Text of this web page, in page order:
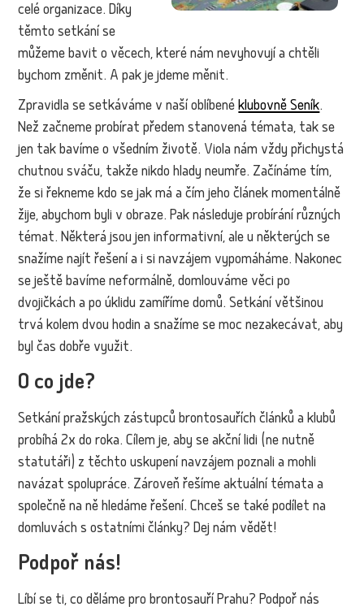
celé organizace. Díky
těmto setkání se
můžeme bavit o věcech, které nám nevyhovují a chtěli
bychom změnit. A pak je jdeme měnit.
Zpravidla se setkáváme v naší oblíbenéklubovně Seník.
Než začneme probírat předem stanovená témata, tak se
jen tak bavíme o všedním životě. Viola nám vždy přichystá
chutnou sváču, takže nikdo hlady neumře. Začínáme tím,
že si řekneme kdo se jak má a čím jeho článek momentálně
žije, abychom byli v obraze. Pak následuje probírání různých
témat. Některá jsou jen informativní, ale u některých se
snažíme najít řešení a i si navzájem vypomáháme. Nakonec
se ještě bavíme neformálně, domlouváme věci po
dvojičkách a po úklidu zamíříme domů. Setkání většinou
trvá kolem dvou hodin a snažíme se moc nezakecávat, aby
byl čas dobře využit.
O co jde?
Setkání pražských zástupců brontosauřích článků a klubů
probíhá 2x do roka. Cílem je, aby se akční lidi (ne nutně
statutáři) z těchto uskupení navzájem poznali a mohli
navázat spolupráce. Zároveň řešíme aktuální témata a
společně na ně hledáme řešení. Chceš se také podílet na
domluvách s ostatními články? Dej nám vědět!
Podpoř nás!
Líbí se ti, co děláme pro brontosauří Prahu? Podpoř nás